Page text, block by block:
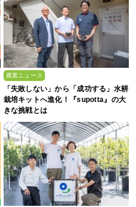
農業ニュース
「失敗しない」から「成功する」水耕
栽培キットへ進化！『supotta』の大
きな挑戦とは